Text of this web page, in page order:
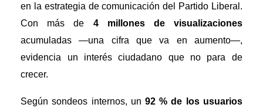
en la estrategia de comunicación del Partido Liberal.
Con más de 4 millones de visualizaciones
acumuladas —una cifra que va en aumento—,
evidencia un interés ciudadano que no para de
crecer.
Según sondeos internos, un 92 % de los usuarios